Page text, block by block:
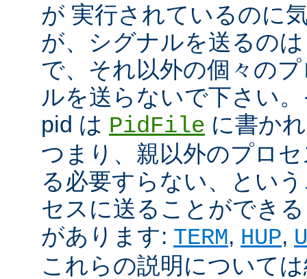
が 実行されているのに
が、シグナルを送るの
で、それ以外の個々の
ルを送らないで下さい
pid は PidFile に書か
つまり、親以外のプロ
る必要すらない、とい
セスに送ることができ
があります: TERM, HUP,
これらの説明について